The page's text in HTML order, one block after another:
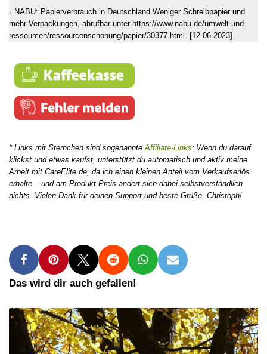
₄ NABU: Papierverbrauch in Deutschland Weniger Schreibpapier und
mehr Verpackungen, abrufbar unter https://www.nabu.de/umwelt-und-
ressourcen/ressourcenschonung/papier/30377.html. [12.06.2023].
* Links mit Sternchen sind sogenannteAffiliate-Links: Wenn du darauf
klickst und etwas kaufst, unterstützt du automatisch und aktiv meine
Arbeit mit CareElite.de, da ich einen kleinen Anteil vom Verkaufserlös
erhalte – und am Produkt-Preis ändert sich dabei selbstverständlich
nichts. Vielen Dank für deinen Support und beste Grüße, Christoph!
Das wird dir auch gefallen!